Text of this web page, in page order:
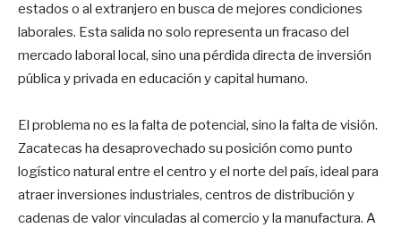
estados o al extranjero en busca de mejores condiciones
laborales. Esta salida no solo representa un fracaso del
mercado laboral local, sino una pérdida directa de inversión
pública y privada en educación y capital humano.
El problema no es la falta de potencial, sino la falta de visión.
Zacatecas ha desaprovechado su posición como punto
logístico natural entre el centro y el norte del país, ideal para
atraer inversiones industriales, centros de distribución y
cadenas de valor vinculadas al comercio y la manufactura. A